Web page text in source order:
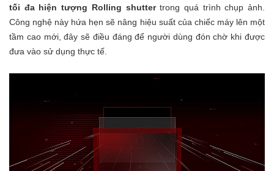
tối đa hiện tượng Rolling shuttertrong quá trình chụp ảnh.
Công nghệ này hứa hẹn sẽ nâng hiệu suất của chiếc máy lên một
tầm cao mới, đây sẽ điều đáng để người dùng đón chờ khi được
đưa vào sử dụng thực tế.